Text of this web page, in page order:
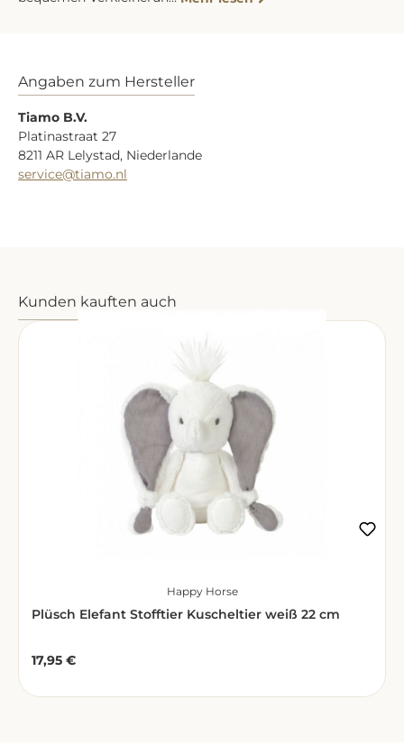
Angaben zum Hersteller
Tiamo B.V.
Platinastraat 27
8211 AR Lelystad, Niederlande
service@tiamo.nl
Produktgalerie überspringen
Kunden kauften auch
Happy Horse
Plüsch Elefant Stofftier Kuscheltier weiß 22 cm
Regulärer Preis:
17,95 €